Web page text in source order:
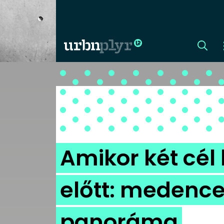
CÍMLAP
DIZÁJN
DIVAT
HIP
KULT
Amikor két cél
előtt: